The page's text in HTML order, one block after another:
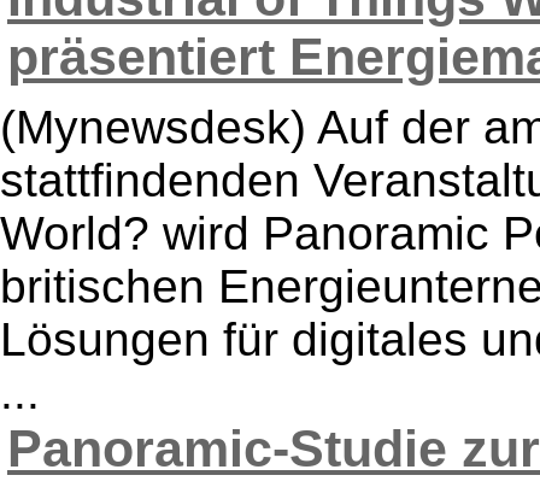
präsentiert
(Mynewsdesk) Auf der
stattfindenden
World? wird Panoramic
britischen
Lösungen für digitales
...
Panoramic-Studie